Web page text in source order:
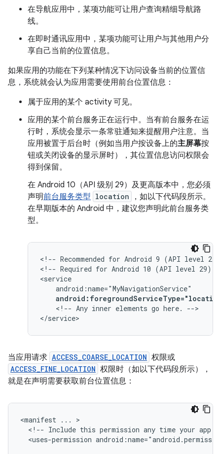
在导航应用中，某项功能可让用户查询精细导航路
线。
在即时通讯应用中，某项功能可让用户与其他用户分
享自己当前的位置信息。
如果应用的功能在下列某种情况下访问设备当前的位置信
息，系统就会认为应用需要使用前台位置信息：
属于应用的某个 activity 可见。
应用的某个前台服务正在运行中。当有前台服务在运
行时，系统会显示一条常驻通知来提醒用户注意。当
应用被置于后台时（例如当用户按设备上的主屏幕按
钮或关闭设备的显示屏时），其位置信息访问权限会
得到保留。
在 Android 10（API 级别 29）及更高版本中，您必须
声明前台服务类型 location
，如以下代码段所示。
在早期版本的 Android 中，建议您声明此前台服务类
型。
<!-- Recommended for Android 9 (API level 28)
<!-- Required for Android 10 (API level 29)
<!-- Any inner elements go here.
-->
</service>
当应用请求 ACCESS_COARSE_LOCATION 权限或
ACCESS_FINE_LOCATION 权限时（如以下代码段所示），
就是在声明需要获取前台位置信息：
<manifest ...
<!-- Include this permission any time your app
<uses-permission